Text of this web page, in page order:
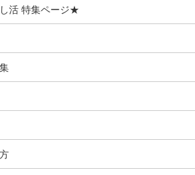
活 特集ページ★